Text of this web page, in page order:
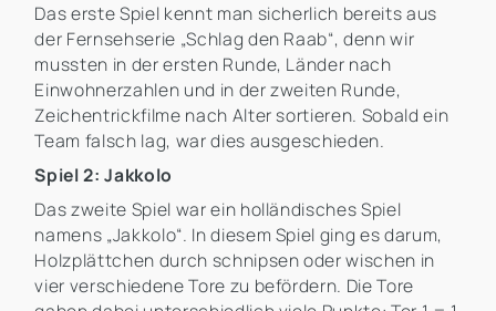
Das erste Spiel kennt man sicherlich bereits aus
der Fernsehserie „Schlag den Raab“, denn wir
mussten in der ersten Runde, Länder nach
Einwohnerzahlen und in der zweiten Runde,
Zeichentrickfilme nach Alter sortieren. Sobald ein
Team falsch lag, war dies ausgeschieden.
Spiel 2: Jakkolo
Das zweite Spiel war ein holländisches Spiel
namens „Jakkolo“. In diesem Spiel ging es darum,
Holzplättchen durch schnipsen oder wischen in
vier verschiedene Tore zu befördern. Die Tore